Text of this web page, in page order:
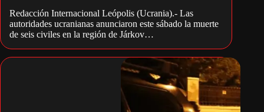
Redacción Internacional Leópolis (Ucrania).- Las
autoridades ucranianas anunciaron este sábado la muerte
de seis civiles en la región de Járkov…